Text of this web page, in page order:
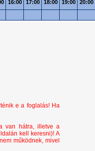
16:00 17:00 18:00 19:00 20:00
e a foglalás! Ha
van hátra, illetve a
kell keresni)! A
működnek, mivel